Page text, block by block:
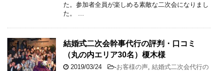
た。参加者全員が楽しめる素敵な二次会になりまし
た。 …
結婚式二次会幹事代行の評判・口コミ
（丸の内エリア30名）榎木様
2019/03/24 -お客様の声 結婚式二次会代行の